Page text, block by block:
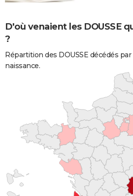
D'où venaient les DOUSSE
?
Répartition des DOUSSE décédés
naissance.